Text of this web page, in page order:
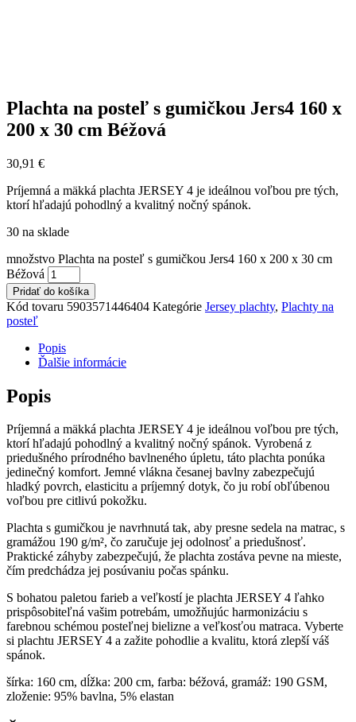
Plachta na posteľ s gumičkou Jers4 160 x
200 x 30 cm Béžová
30,91 €
Príjemná a mäkká plachta JERSEY 4 je ideálnou voľbou pre tých,
ktorí hľadajú pohodlný a kvalitný nočný spánok.
30 na sklade
množstvo Plachta na posteľ s gumičkou Jers4 160 x 200 x 30 cm
Béžová
Pridať do košíka
Kód tovaru 5903571446404 Kategórie Jersey plachty, Plachty na
posteľ
Popis
Ďalšie informácie
Popis
Príjemná a mäkká plachta JERSEY 4 je ideálnou voľbou pre tých,
ktorí hľadajú pohodlný a kvalitný nočný spánok. Vyrobená z
priedušného prírodného bavlneného úpletu, táto plachta ponúka
jedinečný komfort. Jemné vlákna česanej bavlny zabezpečujú
hladký povrch, elasticitu a príjemný dotyk, čo ju robí obľúbenou
voľbou pre citlivú pokožku.
Plachta s gumičkou je navrhnutá tak, aby presne sedela na matrac, s
gramážou 190 g/m², čo zaručuje jej odolnosť a priedušnosť.
Praktické záhyby zabezpečujú, že plachta zostáva pevne na mieste,
čím predchádza jej posúvaniu počas spánku.
S bohatou paletou farieb a veľkostí je plachta JERSEY 4 ľahko
prispôsobiteľná vašim potrebám, umožňujúc harmonizáciu s
farebnou schémou posteľnej bielizne a veľkosťou matraca. Vyberte
si plachtu JERSEY 4 a zažite pohodlie a kvalitu, ktorá zlepší váš
spánok.
šírka: 160 cm, dĺžka: 200 cm, farba: béžová, gramáž: 190 GSM,
zloženie: 95% bavlna, 5% elastan